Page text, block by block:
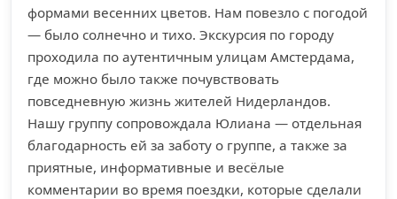
формами весенних цветов. Нам повезло с погодой
— было солнечно и тихо. Экскурсия по городу
проходила по аутентичным улицам Амстердама,
где можно было также почувствовать
повседневную жизнь жителей Нидерландов.
Нашу группу сопровождала Юлиана — отдельная
благодарность ей за заботу о группе, а также за
приятные, информативные и весёлые
комментарии во время поездки, которые сделали